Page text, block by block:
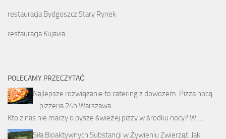
restauracja Bydgoszcz Stary Rynek
restauracja Kujavia
POLECAMY PRZECZYTAĆ
Najlepsze rozwiązanie to catering z dowozem. Pizza nocą
– pizzeria 24h Warszawa
Kto z nas nie marzy o pysze świeżej pizzy w środku nocy? W …
Siła Bioaktywnych Substancji w Żywieniu Zwierząt: Jak